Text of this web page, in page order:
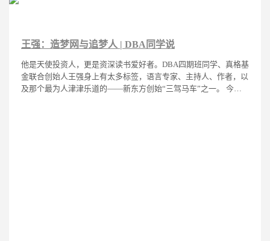
王强：造梦网与追梦人 | DBA同学说
他是天使投资人，更是资深读书爱好者。DBA四期班同学、真格基
金联合创始人王强身上有太多标签，语言专家、主持人、作者，以
及那个最为人津津乐道的——新东方创始“三驾马车”之一。 今